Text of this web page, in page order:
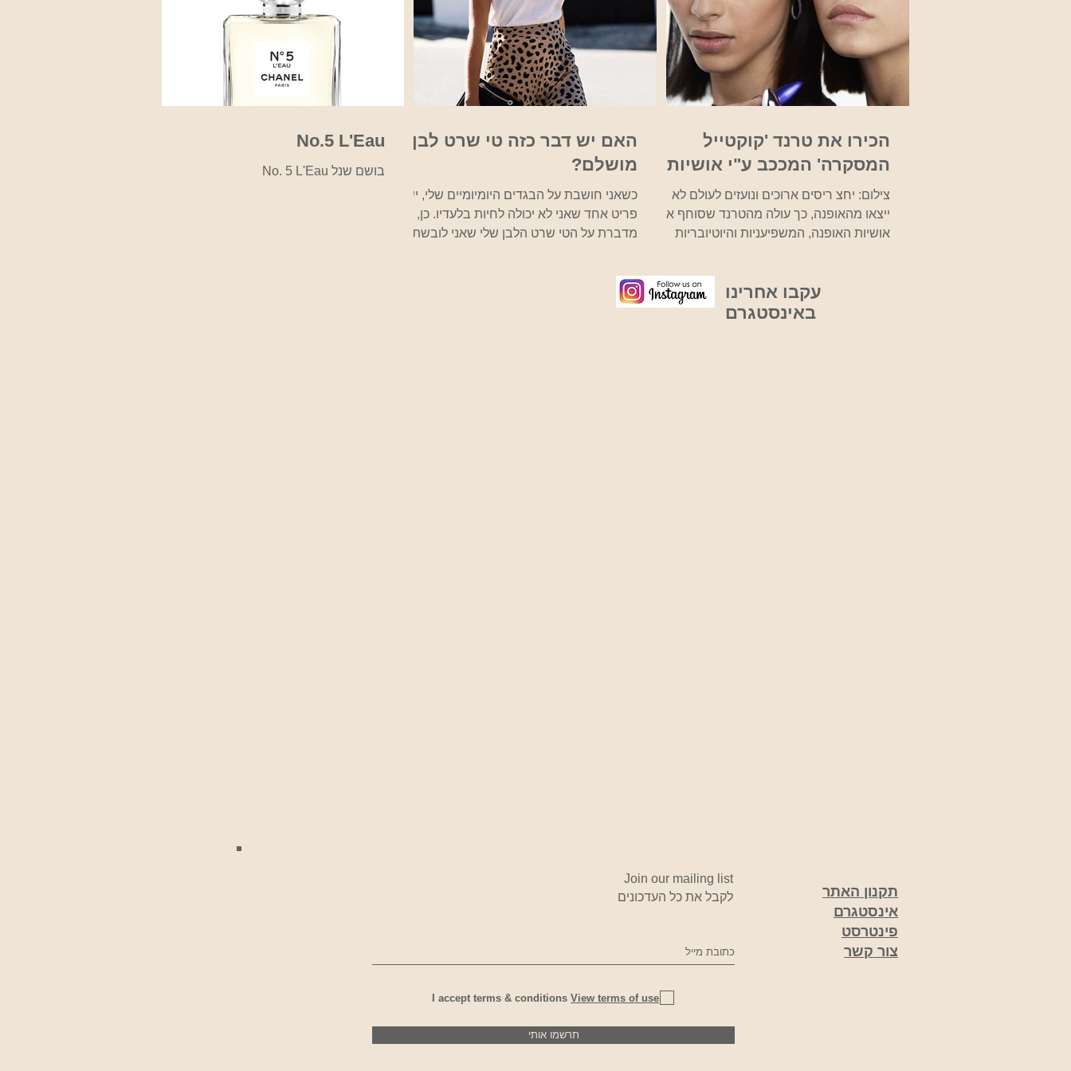
הכירו את טרנד 'קוקטייל
המסקרה' המככב ע"י אושיות
אופנה ב - TikTok
צילום: יחצ ריסים ארוכים ונועזים לעולם לא
ייצאו מהאופנה, כך עולה מהטרנד שסוחף את
אושיות האופנה, המשפיעניות והיוטיובריות
האם יש דבר כזה טי שרט לבן
מושלם?
כשאני חושבת על הבגדים היומיומיים שלי, יש
פריט אחד שאני לא יכולה לחיות בלעדיו. כן, אני
מדברת על הטי שרט הלבן שלי שאני לובשת
No.5 L'Eau
בושם שנל No. 5 L'Eau
עקבו אחרינו
באינסטגרם
Join our mailing list
לקבל את כל העדכונים
I accept terms & conditions View terms of use
תרשמו אותי
תקנון האתר
אינסטגרם
פינטרסט
צור קשר